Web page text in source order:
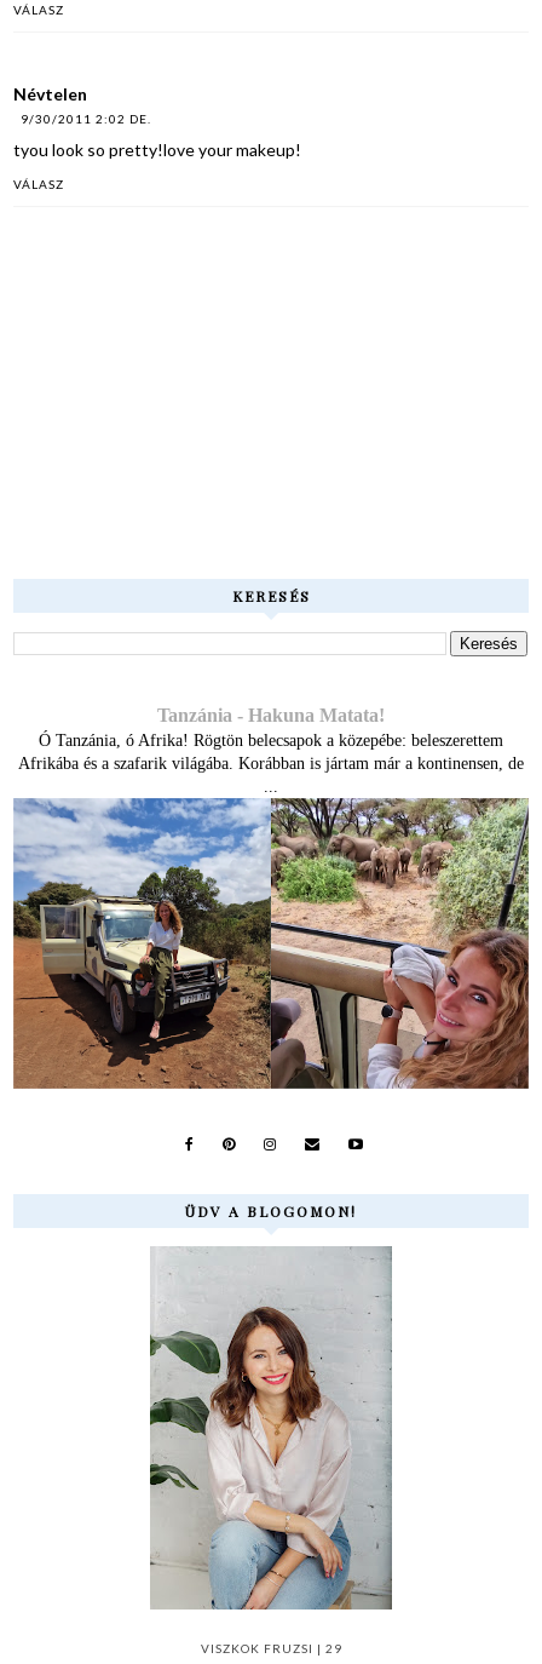
VÁLASZ
Névtelen
9/30/2011 2:02 DE.
tyou look so pretty!love your makeup!
VÁLASZ
KERESÉS
Tanzánia - Hakuna Matata!
Ó Tanzánia, ó Afrika! Rögtön belecsapok a közepébe: beleszerettem
Afrikába és a szafarik világába. Korábban is jártam már a kontinensen, de
...
ÜDV A BLOGOMON!
VISZKOK FRUZSI | 29